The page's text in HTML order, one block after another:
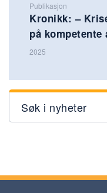
Publikasjon
Kronikk: –
på
2025
Søk i nyheter